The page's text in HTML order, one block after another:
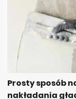
Prosty sposób
nakładania